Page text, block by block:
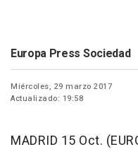
Europa Press Sociedad
Miércoles, 29 marzo 2017
Actualizado: 19:58
MADRID 15 Oct.